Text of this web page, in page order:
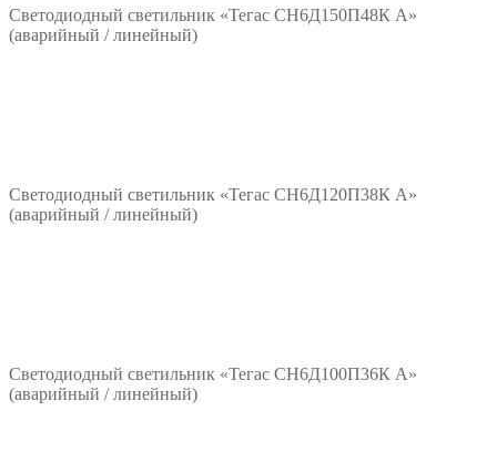
Светодиодный светильник «Тегас СН6Д150П48К А»
(аварийный / линейный)
Светодиодный светильник «Тегас СН6Д120П38К А»
(аварийный / линейный)
Светодиодный светильник «Тегас СН6Д100П36К А»
(аварийный / линейный)